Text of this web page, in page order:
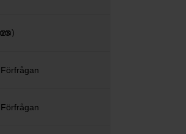
23
Förfrågan
Förfrågan